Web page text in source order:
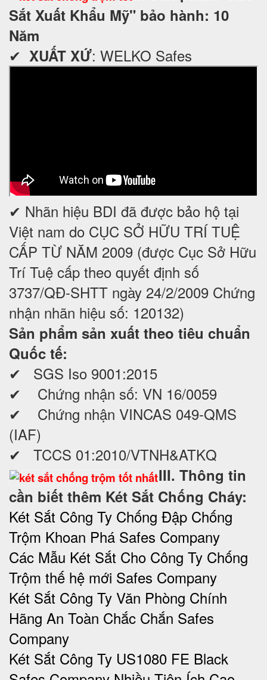
Sắt Xuất Khẩu Mỹ" bảo hành: 10
Năm
✔ XUẤT XỨ: WELKO Safes
✔ Nhãn hiệu BDI đã được bảo hộ tại
Việt nam do CỤC SỞ HỮU TRÍ TUỆ
CẤP TỪ NĂM 2009 (được Cục Sở Hữu
Trí Tuệ cấp theo quyết định số
3737/QĐ-SHTT ngày 24/2/2009 Chứng
nhận nhãn hiệu số: 120132)
Sản phẩm sản xuất theo tiêu chuẩn
Quốc tế:
✔ SGS Iso 9001:2015
✔ Chứng nhận số: VN 16/0059
✔ Chứng nhận VINCAS 049-QMS
(IAF)
✔ TCCS 01:2010/VTNH&ATKQ
III. Thông tin
cần biết thêm Két Sắt Chống Cháy:
Két Sắt Công Ty Chống Đập Chống
Trộm Khoan Phá Safes Company
Các Mẫu Két Sắt Cho Công Ty Chống
Trộm thế hệ mới Safes Company
Két Sắt Công Ty Văn Phòng Chính
Hãng An Toàn Chắc Chắn Safes
Company
Két Sắt Công Ty US1080 FE Black